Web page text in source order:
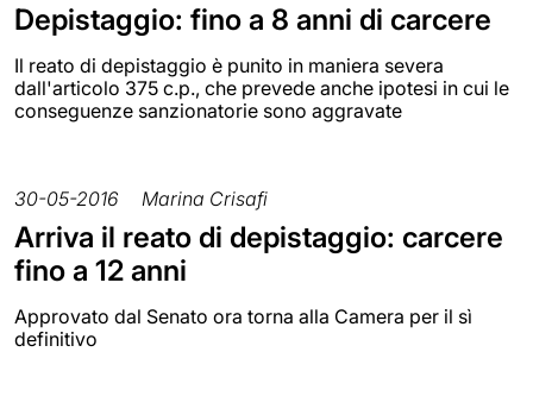
Depistaggio: fino a 8 anni di carcere
Il reato di depistaggio è punito in maniera severa
dall'articolo 375 c.p., che prevede anche ipotesi in cui le
conseguenze sanzionatorie sono aggravate
30-05-2016 Marina Crisafi
Arriva il reato di depistaggio: carcere
fino a 12 anni
Approvato dal Senato ora torna alla Camera per il sì
definitivo